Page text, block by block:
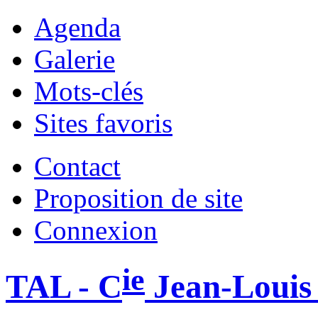
Agenda
Galerie
Mots-clés
Sites favoris
Contact
Proposition de site
Connexion
TAL - Cie Jean-